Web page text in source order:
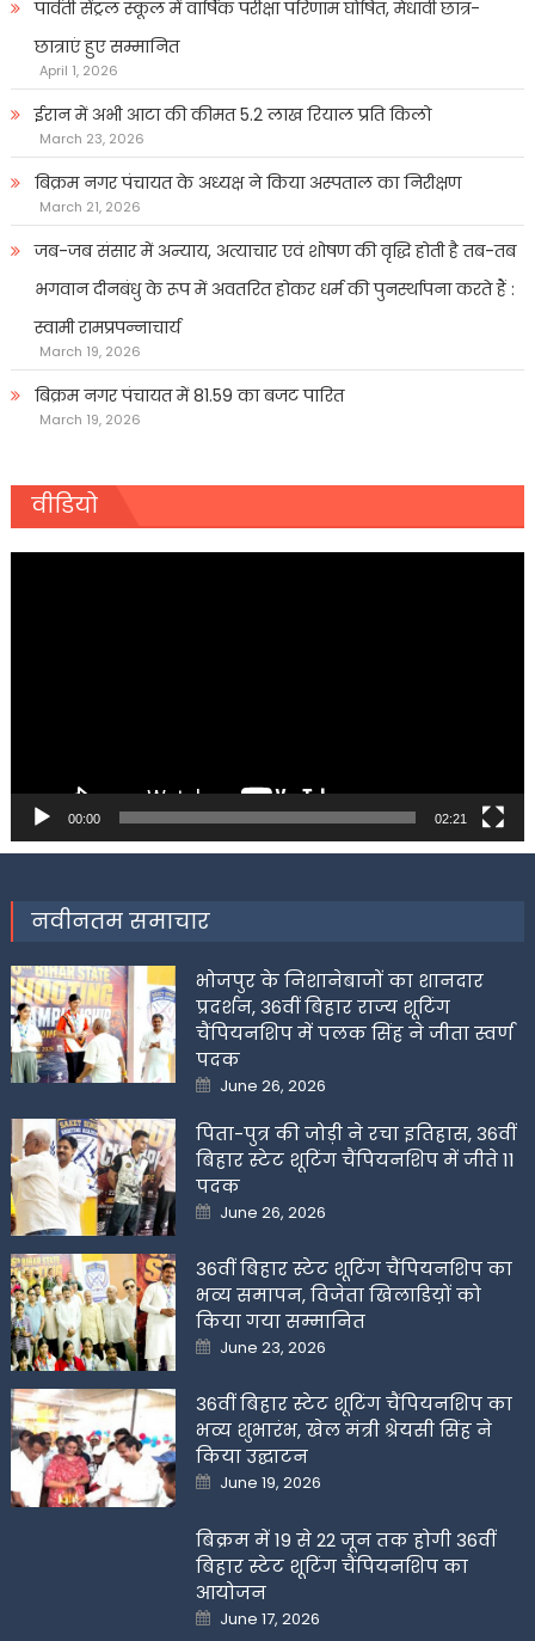
पार्वती सेंट्रल स्कूल में वार्षिक परीक्षा परिणाम घोषित, मेधावी छात्र-
छात्राएं हुए सम्मानित
April 1, 2026
ईरान में अभी आटा की कीमत 5.2 लाख रियाल प्रति किलो
March 23, 2026
बिक्रम नगर पंचायत के अध्यक्ष ने किया अस्पताल का निरीक्षण
March 21, 2026
जब-जब संसार में अन्याय, अत्याचार एवं शोषण की वृद्धि होती है तब-तब
भगवान दीनबंधु के रूप में अवतरित होकर धर्म की पुनर्स्थापना करते हैं :
स्वामी रामप्रपन्नाचार्य
March 19, 2026
बिक्रम नगर पंचायत में 81.59 का बजट पारित
March 19, 2026
वीडियो
00:00 02:21
नवीनतम समाचार
भोजपुर के निशानेबाजों का शानदार
प्रदर्शन, 36वीं बिहार राज्य शूटिंग
चैंपियनशिप में पलक सिंह ने जीता स्वर्ण
पदक
Posted
on
June 26, 2026
पिता-पुत्र की जोड़ी ने रचा इतिहास, 36वीं
बिहार स्टेट शूटिंग चैंपियनशिप में जीते 11
पदक
Posted
on
June 26, 2026
36वीं बिहार स्टेट शूटिंग चैंपियनशिप का
भव्य समापन, विजेता खिलाडिय़ों को
किया गया सम्मानित
Posted
on
June 23, 2026
36वीं बिहार स्टेट शूटिंग चैंपियनशिप का
भव्य शुभारंभ, खेल मंत्री श्रेयसी सिंह ने
किया उद्घाटन
Posted
on
June 19, 2026
बिक्रम में 19 से 22 जून तक होगी 36वीं
बिहार स्टेट शूटिंग चैंपियनशिप का
आयोजन
Posted
on
June 17, 2026